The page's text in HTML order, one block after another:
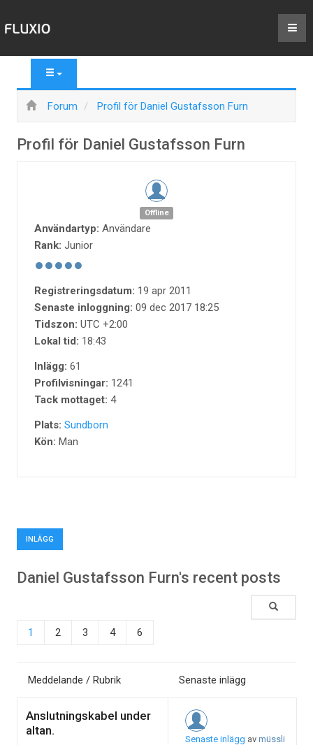
Forum Profil för Daniel Gustafsson Furn
Profil för Daniel Gustafsson Furn
Offline
Användartyp: Användare
Rank: Junior
Registreringsdatum: 19 apr 2011
Senaste inloggning: 09 dec 2017 18:25
Tidszon: UTC +2:00
Lokal tid: 18:43
Inlägg: 61
Profilvisningar: 1241
Tack mottaget: 4
Plats: Sundborn
Kön: Man
INLÄGG
Daniel Gustafsson Furn's recent posts
1 2 3 4 6
Meddelande / Rubrik Senaste inlägg
Anslutningskabel under
altan.
Senaste inlägg av müssli